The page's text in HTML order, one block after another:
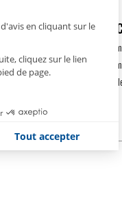
en cliquant sur le
cliquez sur le lien
de page.
Tout accepter
:
et de gérer
Déshumidification
Déshumidification
Déshumidification